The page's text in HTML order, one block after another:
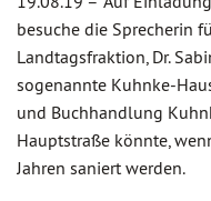
besuche die Sprecherin
Landtagsfraktion, Dr.
sogenannte Kuhnke-
und Buchhandlung
Hauptstraße könnte,
Jahren saniert werden.